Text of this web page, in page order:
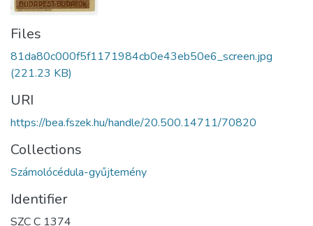
Files
81da80c000f5f1171984cb0e43eb50e6_screen.jpg
(221.23 KB)
URI
https://bea.fszek.hu/handle/20.500.14711/70820
Collections
Számolócédula-gyűjtemény
Identifier
SZC C 1374